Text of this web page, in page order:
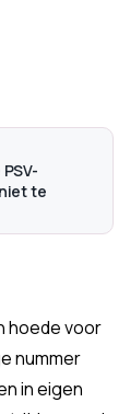
te
hoede voor
nummer
in eigen